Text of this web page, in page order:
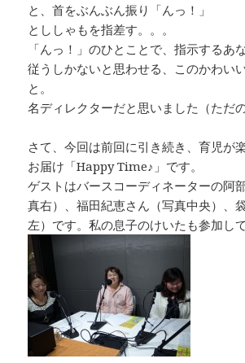
と、首をぶんぶん振り「んっ！」
とししゃもを指差す。。。
「んっ！」のひとことで、指示するあ
従うしかないと思わせる、このかわい
と。
名ディレクターだと思いました（ただ
さて、今回は前回に引き続き、育児が
お届け「Happy Time♪」です。
ゲストはバースコーディネーターの阿
真右）、福田紀恵さん（写真中央）、
左）です。私の息子のけいたも参加し